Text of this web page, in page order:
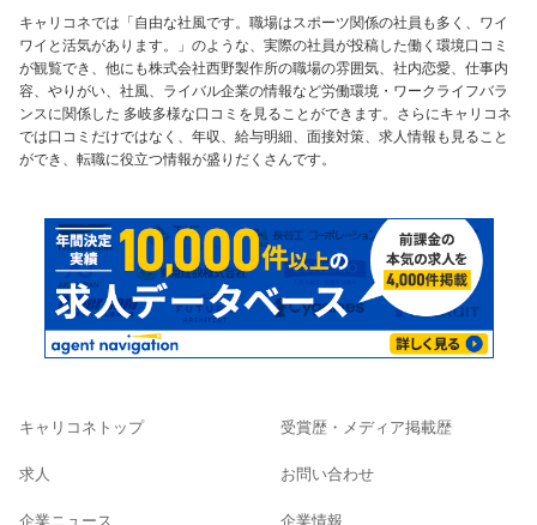
キャリコネでは「自由な社風です。職場はスポーツ関係の社員も多く、ワイ
ワイと活気があります。」のような、実際の社員が投稿した働く環境口コミ
が観覧でき、他にも株式会社西野製作所の職場の雰囲気、社内恋愛、仕事内
容、やりがい、社風、ライバル企業の情報など労働環境・ワークライフバラ
ンスに関係した 多岐多様な口コミを見ることができます。さらにキャリコネ
では口コミだけではなく、年収、給与明細、面接対策、求人情報も見ること
ができ、転職に役立つ情報が盛りだくさんです。
キャリコネトップ
求人
企業ニュース
受賞歴・メディア掲載歴
お問い合わせ
企業情報